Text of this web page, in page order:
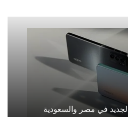
سعر اوبو رينو 6 4G و 5G الجديد في مصر والسعودية